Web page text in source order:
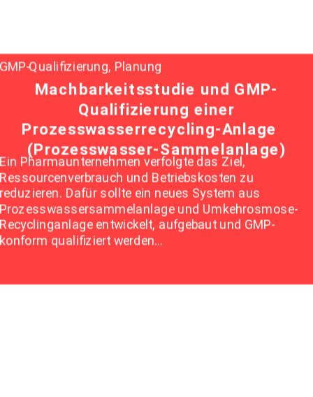
GMP-Qualifizierung, Planung
Machbarkeitsstudie und GMP-
Qualifizierung einer
Prozesswasserrecycling-Anlage
(Prozesswasser-Sammelanlage)
Ein Pharmaunternehmen verfolgte das Ziel,
Ressourcenverbrauch und Betriebskosten zu
reduzieren. Dafür sollte ein neues System aus
Prozesswassersammelanlage und Umkehrosmose-
Recyclinganlage entwickelt, aufgebaut und GMP-
konform qualifiziert werden…